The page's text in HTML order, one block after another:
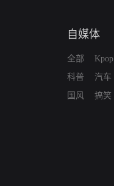
自媒体
全部
科普
国风
Kpop
汽车
搞笑